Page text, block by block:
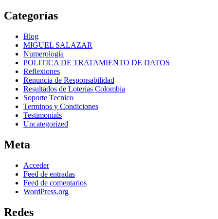
Categorías
Blog
MIGUEL SALAZAR
Numerología
POLITICA DE TRATAMIENTO DE DATOS
Reflexiones
Renuncia de Responsabilidad
Resultados de Loterias Colombia
Soporte Tecnico
Terminos y Condiciones
Testimonials
Uncategorized
Meta
Acceder
Feed de entradas
Feed de comentarios
WordPress.org
Redes